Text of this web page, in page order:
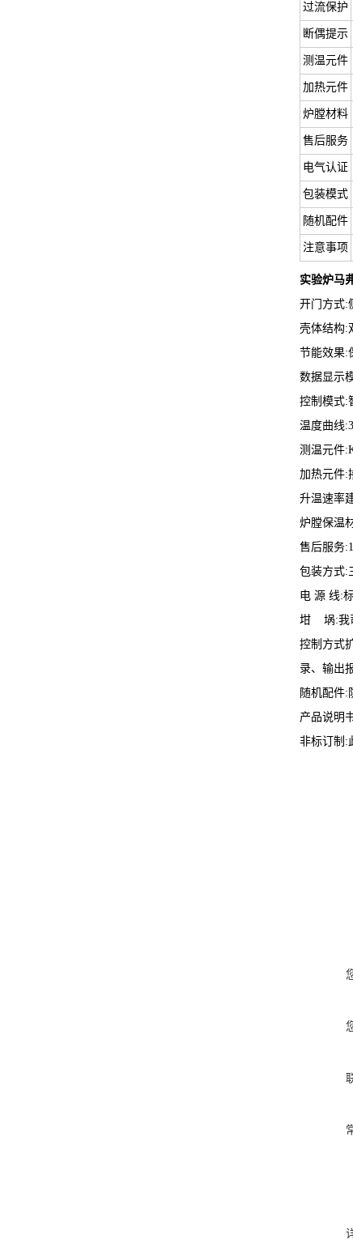
过流保护
断偶提示
测温元件
加热元件
炉膛材料
售后服务
电气认证
包装模式
随机配件
注意事项
实验炉马
开门方式:
壳体结构:
节能效果:
数据显示
控制模式:
温度曲线
测温元件
加热元件:
升温速率
炉膛保温
售后服务
包装方式:
电 源 线:
坩 埚:我
控制方式
录、输出
随机配件:
产品说明
非标订制: